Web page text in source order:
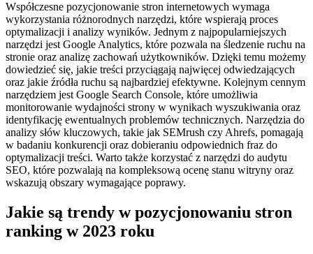
Współczesne pozycjonowanie stron internetowych wymaga
wykorzystania różnorodnych narzędzi, które wspierają proces
optymalizacji i analizy wyników. Jednym z najpopularniejszych
narzędzi jest Google Analytics, które pozwala na śledzenie ruchu na
stronie oraz analizę zachowań użytkowników. Dzięki temu możemy
dowiedzieć się, jakie treści przyciągają najwięcej odwiedzających
oraz jakie źródła ruchu są najbardziej efektywne. Kolejnym cennym
narzędziem jest Google Search Console, które umożliwia
monitorowanie wydajności strony w wynikach wyszukiwania oraz
identyfikację ewentualnych problemów technicznych. Narzędzia do
analizy słów kluczowych, takie jak SEMrush czy Ahrefs, pomagają
w badaniu konkurencji oraz dobieraniu odpowiednich fraz do
optymalizacji treści. Warto także korzystać z narzędzi do audytu
SEO, które pozwalają na kompleksową ocenę stanu witryny oraz
wskazują obszary wymagające poprawy.
Jakie są trendy w pozycjonowaniu stron
ranking w 2023 roku